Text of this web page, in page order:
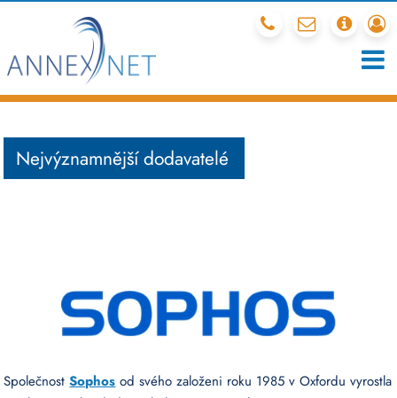
212 341 540
mail
Nejvýznamnější dodavatelé
SpolečnostSophos od svého založeni roku 1985 v Oxfordu vyrostla